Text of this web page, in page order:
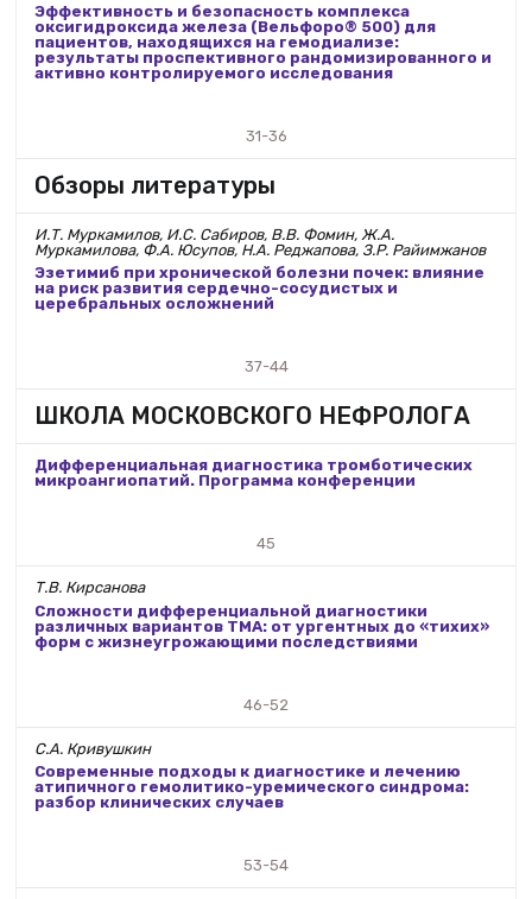
Эффективность и безопасность комплекса
оксигидроксида железа (Вельфоро® 500) для
пациентов, находящихся на гемодиализе:
результаты проспективного рандомизированного и
активно контролируемого исследования
31-36
Обзоры литературы
И.Т. Муркамилов, И.С. Сабиров, В.В. Фомин, Ж.А.
Муркамилова, Ф.А. Юсупов, Н.А. Реджапова, З.Р. Райимжанов
Эзетимиб при хронической болезни почек: влияние
на риск развития сердечно-сосудистых и
церебральных осложнений
37-44
ШКОЛА МОСКОВСКОГО НЕФРОЛОГА
Дифференциальная диагностика тромботических
микроангиопатий. Программа конференции
45
Т.В. Кирсанова
Сложности дифференциальной диагностики
различных вариантов ТМА: от ургентных до «тихих»
форм с жизнеугрожающими последствиями
46-52
С.А. Кривушкин
Современные подходы к диагностике и лечению
атипичного гемолитико-уремического синдрома:
разбор клинических случаев
53-54